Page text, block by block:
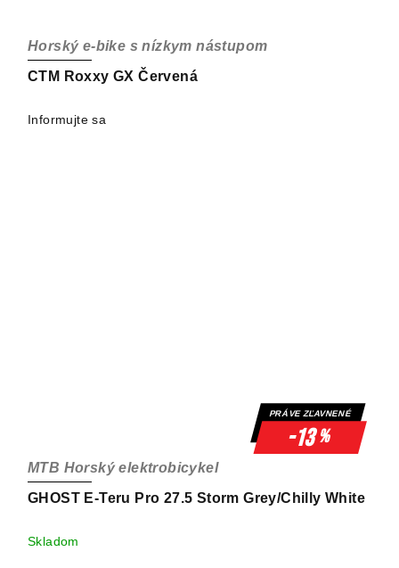
CTM Roxxy GX Červená
Horský e-bike s nízkym nástupom
Informujte sa
PRÁVE ZĽAVNENÉ
-13%
GHOST E-Teru Pro 27.5 Storm Grey/Chilly White
MTB Horský elektrobicykel
Skladom